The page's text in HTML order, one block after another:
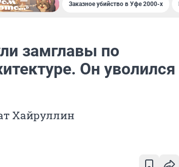
Заказное убийство в Уфе 2000-х
замглавы по
Он уволился
Хайруллин